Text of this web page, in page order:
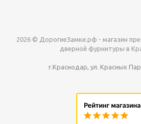
2026 © ДорогиеЗамки.рф - магазин
дверной фурнитуры в
г.Краснодар, ул. Красных